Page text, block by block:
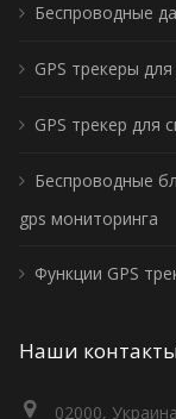
Беспроводные
GPS трекеры
GPS трекер для
Беспроводные
gps мониторинга
Функции GPS
Наши
02000,